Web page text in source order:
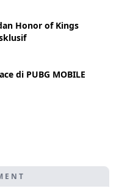
Honor of Kings
di PUBG MOBILE